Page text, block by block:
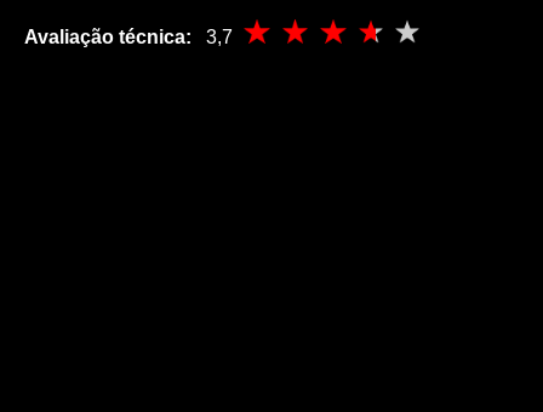
Avaliação técnica: 3,7